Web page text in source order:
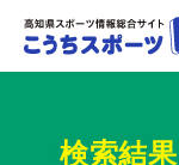
検索結果